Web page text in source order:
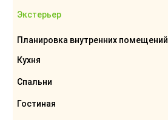
Экстерьер
Планировка внутренних помещений
Кухня
Спальни
Гостиная